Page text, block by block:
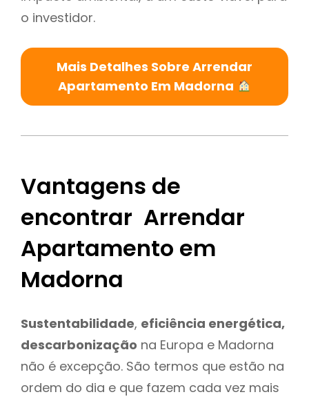
o investidor.
Mais Detalhes Sobre Arrendar
Apartamento Em Madorna
Vantagens de
encontrar Arrendar
Apartamento em
Madorna
Sustentabilidade, eficiência energética,
descarbonização na Europa e Madorna
não é excepção. São termos que estão na
ordem do dia e que fazem cada vez mais